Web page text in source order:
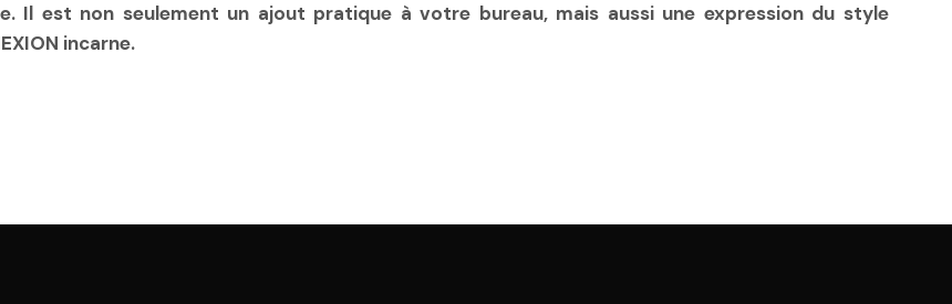
Il est non seulement un ajout pratique à votre bureau, mais aussi une expression du style
incarne.